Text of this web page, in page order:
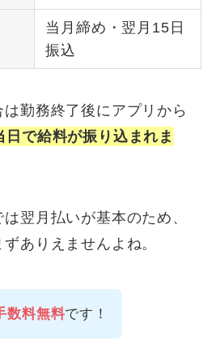
当月締め・翌月15日
振込
は勤務終了後にアプリから
日で給料が振り込まれま
翌月払いが基本のため、
ありえませんよね。
数料無料です！